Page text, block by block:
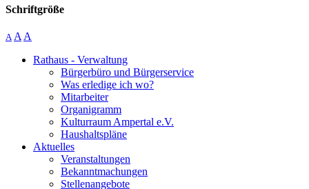
Schriftgröße
A A A
Rathaus - Verwaltung
Bürgerbüro und Bürgerservice
Was erledige ich wo?
Mitarbeiter
Organigramm
Kulturraum Ampertal e.V.
Haushaltspläne
Aktuelles
Veranstaltungen
Bekanntmachungen
Stellenangebote